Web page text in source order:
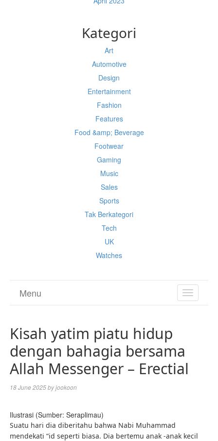
Kategori
Art
Automotive
Design
Entertainment
Fashion
Features
Food &amp; Beverage
Footwear
Gaming
Music
Sales
Sports
Tak Berkategori
Tech
UK
Watches
TOGGLE
Menu
Kisah yatim piatu hidup
dengan bahagia bersama
Allah Messenger – Erectial
18 June 2025byjookoon
Ilustrasi (Sumber: Seraplimau)
Suatu hari dia diberitahu bahwa Nabi Muhammad
mendekati “id seperti biasa. Dia bertemu anak -anak kecil